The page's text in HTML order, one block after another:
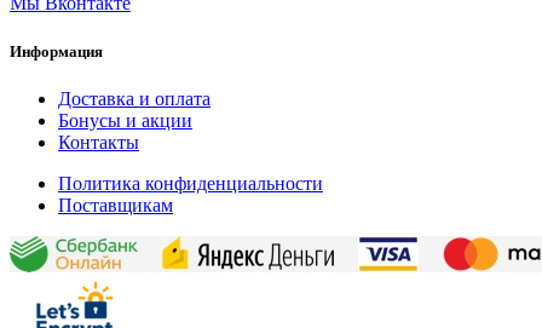
Информация
Доставка и оплата
Бонусы и акции
Контакты
Политика конфиденциальности
Поставщикам